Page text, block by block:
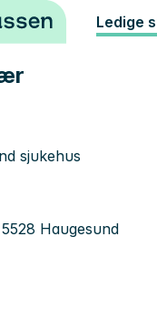
Ledige
sjukehus
Haugesund